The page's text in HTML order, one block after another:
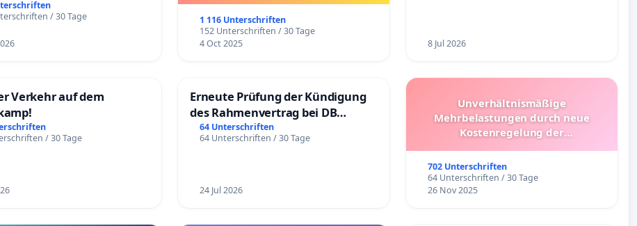
/ 30 Tage
1 116 Unterschriften
152 Unterschriften / 30 Tage
4 Oct 2025
8 Jul 2026
Verkehr auf dem
/ 30 Tage
Erneute Prüfung der Kündigung
des Rahmenvertrag bei DB
Fahrwegdienste Gmbh
64 Unterschriften
64 Unterschriften / 30 Tage
24 Jul 2026
Unverhältnismäßige
Mehrbelastungen durch neue
Kostenregelung der
Überprüfung und Alternativen
702 Unterschriften
64 Unterschriften / 30 Tage
26 Nov 2025